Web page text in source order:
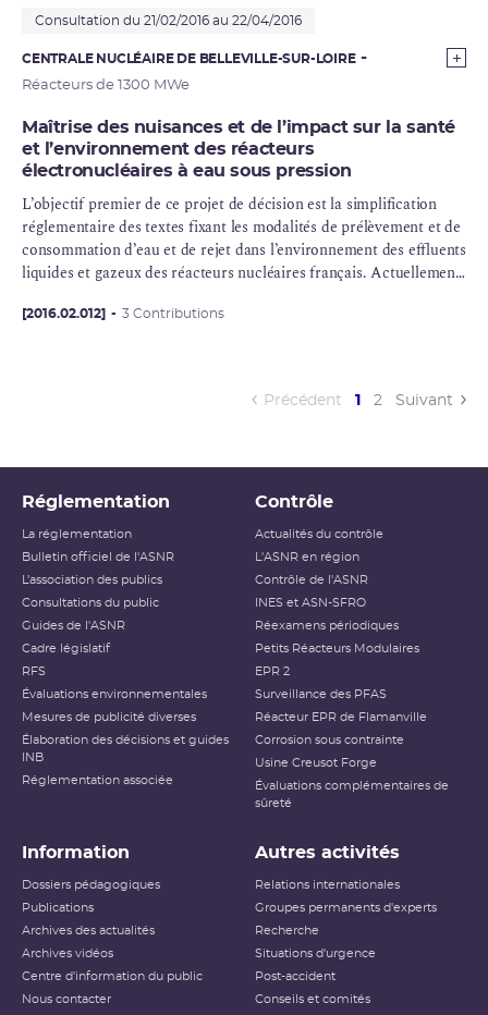
Consultation du 21/02/2016 au 22/04/2016
CENTRALE NUCLÉAIRE DE BELLEVILLE-SUR-LOIRE
Réacteurs de 1300 MWe
Maîtrise des nuisances et de l’impact sur la santé
et l’environnement des réacteurs
électronucléaires à eau sous pression
L’objectif premier de ce projet de décision est la simplification
réglementaire des textes fixant les modalités de prélèvement et de
consommation d’eau et de rejet dans l’environnement des effluents
liquides et gazeux des réacteurs nucléaires français. Actuellement,
production d’électricité françaises, alors que nombreuses
la réglementation et facilitera les modifications réglementaires
[2016.02.012] 3 Contributions
Précédent 1 (current)
2 Suivant
Réglementation
La réglementation
Bulletin officiel de l'ASNR
L’association des publics
Consultations du public
Guides de l'ASNR
Cadre législatif
RFS
Évaluations environnementales
Mesures de publicité diverses
Élaboration des décisions et guides
INB
Réglementation associée
Contrôle
Actualités du contrôle
L'ASNR en région
Contrôle de l'ASNR
INES et ASN-SFRO
Réexamens périodiques
Petits Réacteurs Modulaires
EPR 2
Surveillance des PFAS
Réacteur EPR de Flamanville
Corrosion sous contrainte
Usine Creusot Forge
Évaluations complémentaires de
sûreté
Information
Dossiers pédagogiques
Publications
Archives des actualités
Archives vidéos
Centre d'information du public
Nous contacter
Autres activités
Relations internationales
Groupes permanents d'experts
Recherche
Situations d'urgence
Post-accident
Conseils et comités